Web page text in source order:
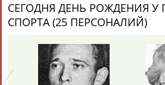
Каримжан
АБДРАХМАНОВ
Аделя
АБДРАХМАНОВА
Андрей
СЕГОДНЯ ДЕНЬ РОЖДЕНИЯ У
СПОРТА (25 ПЕРСОНАЛИЙ)